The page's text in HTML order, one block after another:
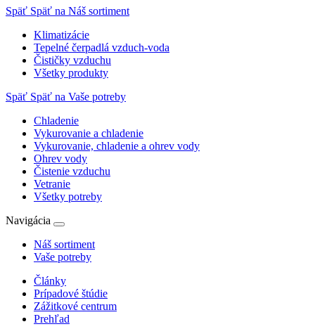
Späť Späť na Náš sortiment
Klimatizácie
Tepelné čerpadlá vzduch-voda
Čističky vzduchu
Všetky produkty
Späť Späť na Vaše potreby
Chladenie
Vykurovanie a chladenie
Vykurovanie, chladenie a ohrev vody
Ohrev vody
Čistenie vzduchu
Vetranie
Všetky potreby
Navigácia
Náš sortiment
Vaše potreby
Články
Prípadové štúdie
Zážitkové centrum
Prehľad